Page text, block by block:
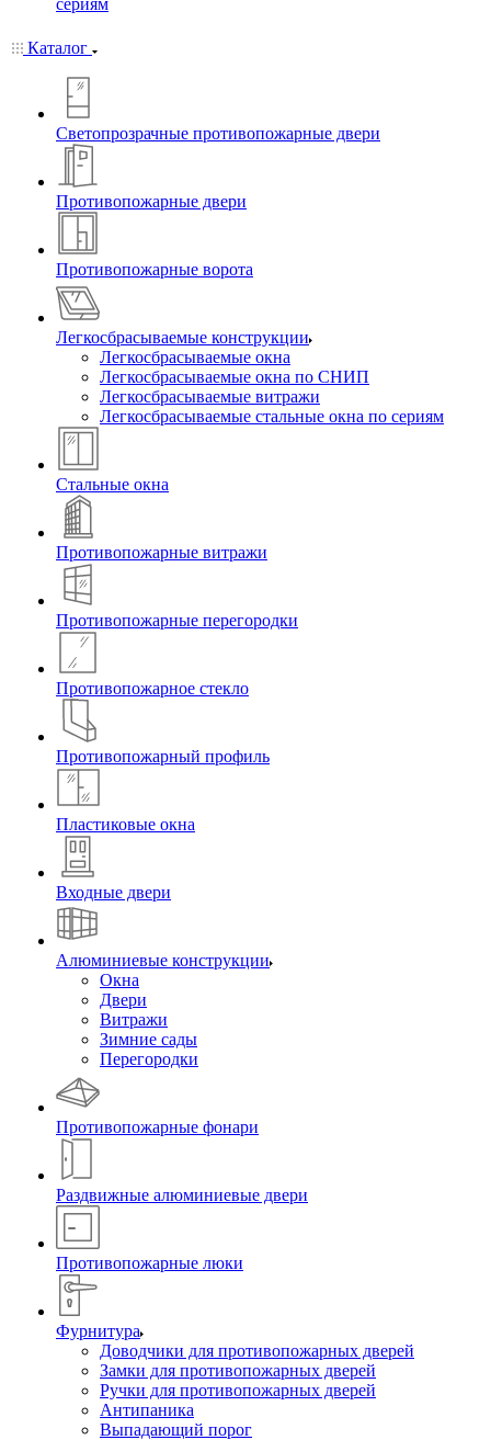
сериям
Каталог
Светопрозрачные противопожарные двери
Противопожарные двери
Противопожарные ворота
Легкосбрасываемые конструкции
Легкосбрасываемые окна
Легкосбрасываемые окна по СНИП
Легкосбрасываемые витражи
Легкосбрасываемые стальные окна по сериям
Стальные окна
Противопожарные витражи
Противопожарные перегородки
Противопожарное стекло
Противопожарный профиль
Пластиковые окна
Входные двери
Алюминиевые конструкции
Окна
Двери
Витражи
Зимние сады
Перегородки
Противопожарные фонари
Раздвижные алюминиевые двери
Противопожарные люки
Фурнитура
Доводчики для противопожарных дверей
Замки для противопожарных дверей
Ручки для противопожарных дверей
Антипаника
Выпадающий порог